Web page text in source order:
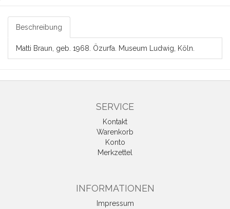
Beschreibung
Matti Braun, geb. 1968. Özurfa. Museum Ludwig, Köln.
SERVICE
Kontakt
Warenkorb
Konto
Merkzettel
INFORMATIONEN
Impressum